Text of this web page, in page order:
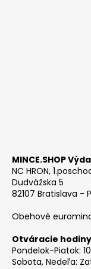
MINCE.SHOP
NC HRON,
Dudvážska 5
82107 Bratislava -
Obehové
Otváracie
Pondelok-Piatok:
Sobota, Nedeľa: